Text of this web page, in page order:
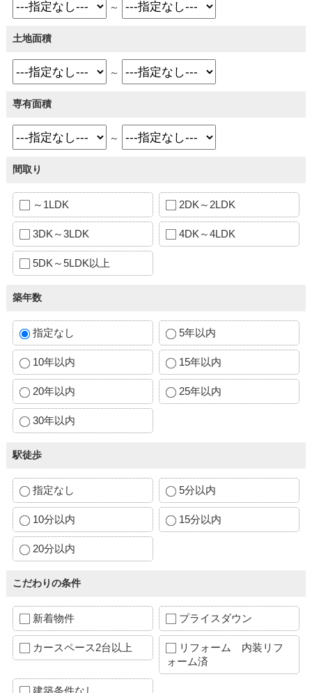
～
土地面積
～
専有面積
～
間取り
～1LDK 2DK～2LDK
3DK～3LDK 4DK～4LDK
5DK～5LDK以上
築年数
指定なし 5年以内
10年以内 15年以内
20年以内 25年以内
30年以内
駅徒歩
指定なし 5分以内
10分以内 15分以内
20分以内
こだわりの条件
新着物件 プライスダウン
カースペース2台以上
リフォーム 内装リフ
ォーム済